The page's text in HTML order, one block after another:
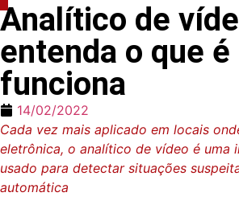
Analítico de
entenda o que
funciona
14/02/2022
Cada vez mais aplicado em locais
eletrônica, o analítico de vídeo é uma
usado para detectar situações
automática